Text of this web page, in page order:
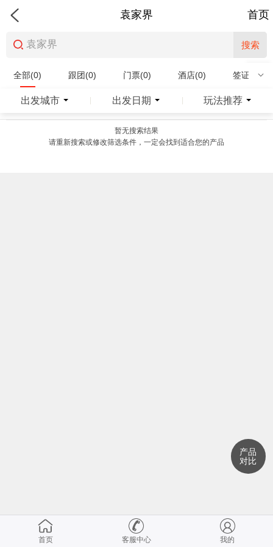
袁家界 首页
搜索
全部(0) 跟团(0) 门票(0) 酒店(0) 签证(0)
特产商品(0)
出发城市 出发日期 玩法推荐
暂无搜索结果
请重新搜索或修改筛选条件，一定会找到适合您的产品
产品
对比
首页 客服中心 我的